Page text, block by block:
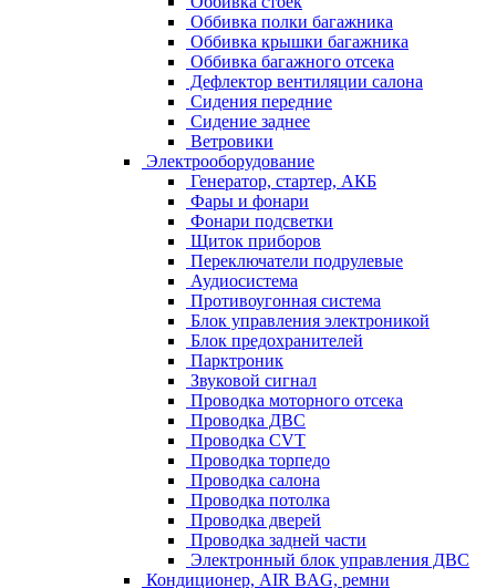
Оббивка полки багажника
Оббивка крышки багажника
Оббивка багажного отсека
Дефлектор вентиляции салона
Сидения передние
Сидение заднее
Ветровики
Электрооборудование
Генератор, стартер, АКБ
Фары и фонари
Фонари подсветки
Щиток приборов
Переключатели подрулевые
Аудиосистема
Противоугонная система
Блок управления электроникой
Блок предохранителей
Парктроник
Звуковой сигнал
Проводка моторного отсека
Проводка ДВС
Проводка CVT
Проводка торпедо
Проводка салона
Проводка потолка
Проводка дверей
Проводка задней части
Электронный блок управления ДВС
Кондиционер, AIR BAG, ремни